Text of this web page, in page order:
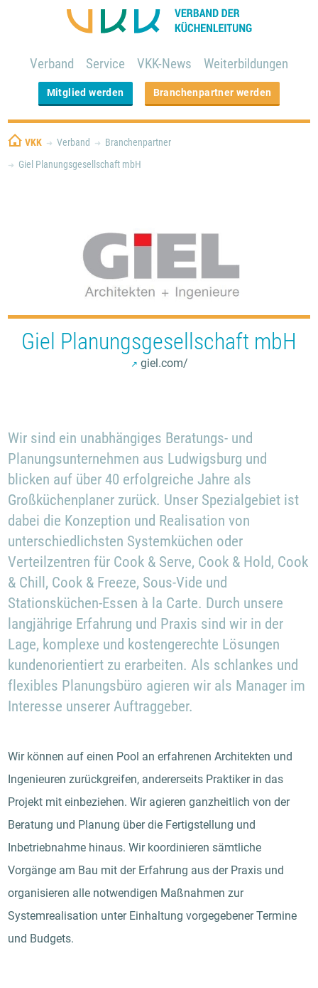
Verband Service VKK-News Weiterbildungen
Mitglied werden Branchenpartner werden
VKK Verband
Branchenpartner
Giel Planungsgesellschaft mbH
Giel Planungsgesellschaft mbH
giel.com/
Wir sind ein unabhängiges Beratungs- und
Planungsunternehmen aus Ludwigsburg und
blicken auf über 40 erfolgreiche Jahre als
Großküchenplaner zurück. Unser Spezialgebiet ist
dabei die Konzeption und Realisation von
unterschiedlichsten Systemküchen oder
Verteilzentren für Cook & Serve, Cook & Hold, Cook
& Chill, Cook & Freeze, Sous-Vide und
Stationsküchen-Essen à la Carte. Durch unsere
langjährige Erfahrung und Praxis sind wir in der
Lage, komplexe und kostengerechte Lösungen
kundenorientiert zu erarbeiten. Als schlankes und
flexibles Planungsbüro agieren wir als Manager im
Interesse unserer Auftraggeber.
Wir können auf einen Pool an erfahrenen Architekten und
Ingenieuren zurückgreifen, andererseits Praktiker in das
Projekt mit einbeziehen. Wir agieren ganzheitlich von der
Beratung und Planung über die Fertigstellung und
Inbetriebnahme hinaus. Wir koordinieren sämtliche
Vorgänge am Bau mit der Erfahrung aus der Praxis und
organisieren alle notwendigen Maßnahmen zur
Systemrealisation unter Einhaltung vorgegebener Termine
und Budgets.